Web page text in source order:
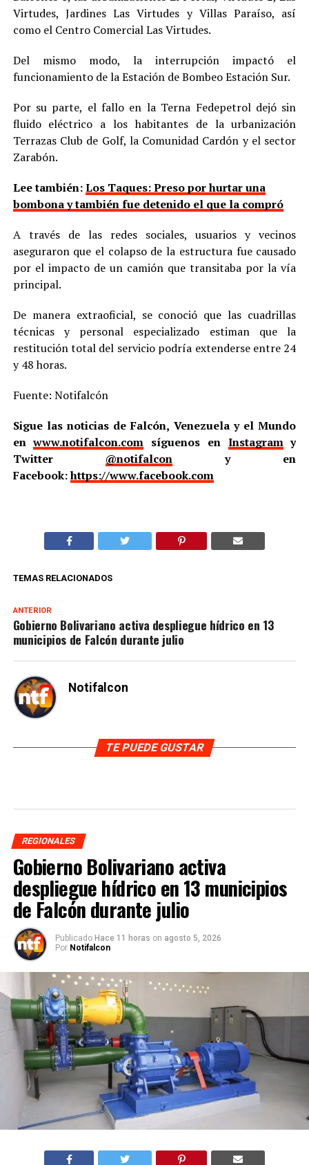
Virtudes, Jardines Las Virtudes y Villas Paraíso, así
como el Centro Comercial Las Virtudes.
Del mismo modo, la interrupción impactó el
funcionamiento de la Estación de Bombeo Estación Sur.
Por su parte, el fallo en la Terna Fedepetrol dejó sin
fluido eléctrico a los habitantes de la urbanización
Terrazas Club de Golf, la Comunidad Cardón y el sector
Zarabón.
Lee también:Los Taques: Preso por hurtar una
bombona y también fue detenido el que la compró
A través de las redes sociales, usuarios y vecinos
aseguraron que el colapso de la estructura fue causado
por el impacto de un camión que transitaba por la vía
principal.
De manera extraoficial, se conoció que las cuadrillas
técnicas y personal especializado estiman que la
restitución total del servicio podría extenderse entre 24
y 48 horas.
Fuente: Notifalcón
Sigue las noticias de Falcón, Venezuela y el Mundo
enwww.notifalcon.com síguenos en Instagramy
Twitter @notifalcony en
Facebook:https://www.facebook.com
TEMAS RELACIONADOS
ANTERIOR
Gobierno Bolivariano activa despliegue hídrico en 13
municipios de Falcón durante julio
Notifalcon
TE PUEDE GUSTAR
REGIONALES
Gobierno Bolivariano activa
despliegue hídrico en 13 municipios
de Falcón durante julio
Publicado Hace 11 horas on agosto 5, 2026
Por Notifalcon